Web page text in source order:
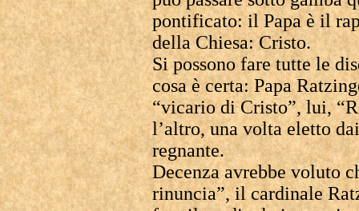
pontificato: il Papa è il
della Chiesa: Cristo.
Si possono fare tutte le
cosa è certa: Papa
“vicario di Cristo”, lui,
l’altro, una volta eletto
regnante.
Decenza avrebbe voluto
rinuncia”, il cardinale